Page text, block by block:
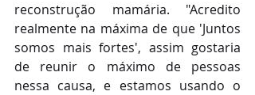
reconstrução mamária. "Acredito
realmente na máxima de que 'Juntos
somos mais fortes', assim gostaria
de reunir o máximo de pessoas
nessa causa, e estamos usando o